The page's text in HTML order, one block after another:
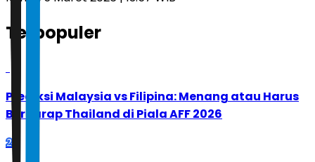
Terpopuler
Prediksi Malaysia vs Filipina: Menang atau Harus
Berharap Thailand di Piala AFF 2026
2